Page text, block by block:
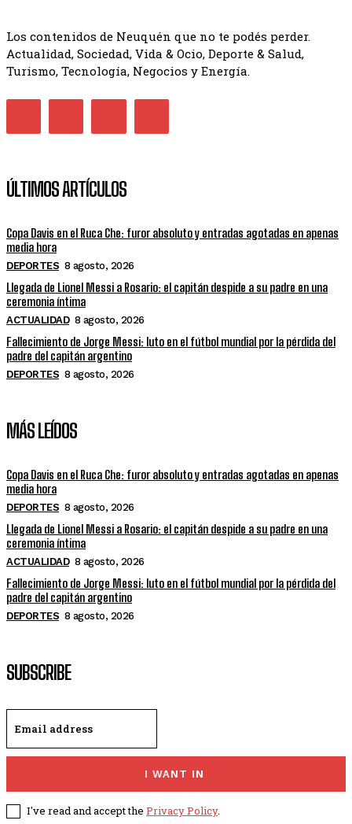
Los contenidos de Neuquén que no te podés perder.
Actualidad, Sociedad, Vida & Ocio, Deporte & Salud,
Turismo, Tecnología, Negocios y Energía.
ÚLTIMOS ARTÍCULOS
Copa Davis en el Ruca Che: furor absoluto y entradas agotadas en apenas
media hora
DEPORTES 8 agosto, 2026
Llegada de Lionel Messi a Rosario: el capitán despide a su padre en una
ceremonia íntima
ACTUALIDAD 8 agosto, 2026
Fallecimiento de Jorge Messi: luto en el fútbol mundial por la pérdida del
padre del capitán argentino
DEPORTES 8 agosto, 2026
MÁS LEÍDOS
Copa Davis en el Ruca Che: furor absoluto y entradas agotadas en apenas
media hora
DEPORTES 8 agosto, 2026
Llegada de Lionel Messi a Rosario: el capitán despide a su padre en una
ceremonia íntima
ACTUALIDAD 8 agosto, 2026
Fallecimiento de Jorge Messi: luto en el fútbol mundial por la pérdida del
padre del capitán argentino
DEPORTES 8 agosto, 2026
SUBSCRIBE
I WANT IN
I've read and accept the Privacy Policy.